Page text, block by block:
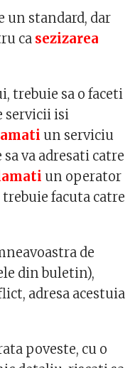
un standard, dar
ca sezizarea
trebuie sa o faceti
servicii isi
un serviciu
va adresati catre
un operator
trebuie facuta catre
de
din buletin),
adresa acestuia
poveste, cu o